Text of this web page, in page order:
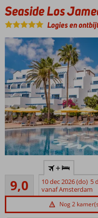
vertier én
genoeg
ontspanning
Een
heerlijk
Thalasso
Center
Fijn: ook
All
Inclusive
mogelijk
Seaside Los
Logies en
del
Carmen
boulevard
9,0
Uitstekend
41
beoordelingen
+
10 dec 2026 (do) 5
vanaf Amsterdam
Nog 2